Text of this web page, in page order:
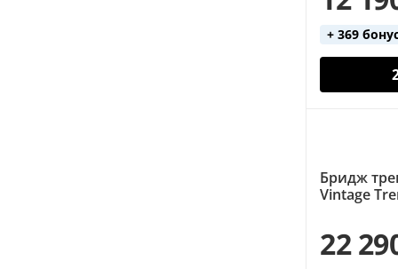
+ 369
Бридж
Vintage
22